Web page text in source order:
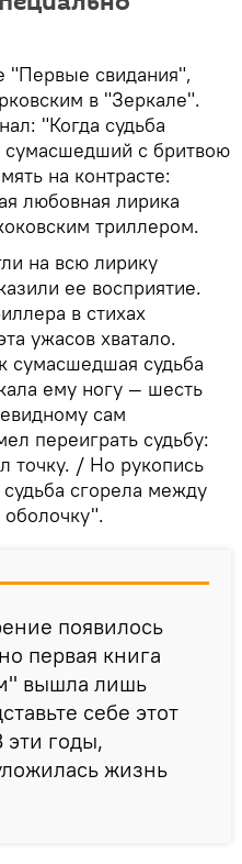
"Первые свидания",
в "Зеркале".
"Когда судьба
сумасшедший с бритвою
на контрасте:
любовная лирика
триллером.
на всю лирику
ее восприятие.
в стихах
ужасов хватало.
сумасшедшая судьба
ему ногу — шесть
сам
переиграть судьбу:
точку. / Но рукопись
сгорела между
появилось
первая книга
вышла лишь
себе этот
годы,
жизнь